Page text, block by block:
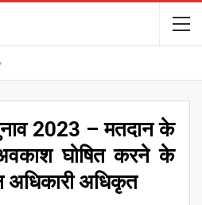
2023 – मतदान के
घोषित करने के
अधिकारी अधिकृत